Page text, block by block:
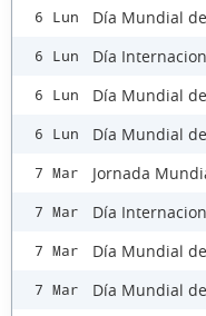
6 Lun Día Mundial
6 Lun Día
6 Lun Día Mundial
6 Lun Día Mundial
7 Mar Jornada
7 Mar Día
7 Mar Día Mundial
7 Mar Día Mundial